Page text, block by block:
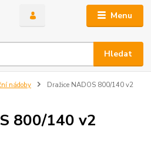
Menu
Hledat
nádoby
Dražice NADOS 800/140 v2
800/140 v2